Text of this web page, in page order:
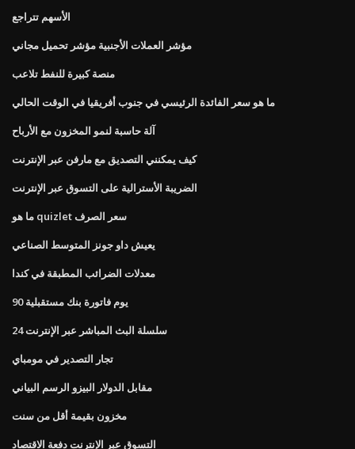
الأسهم تتراجع
مؤشر العملات الأجنبية مؤشر تحميل مجاني
منصة كبيرة للنفط تلاعب
ما هو سعر الفائدة الرئيسي في جنوب أفريقيا في الوقت الحالي
آلة حاسبة لنمو المخزون مع الأرباح
كيف يمكنني التصديق مع مارفن عبر الإنترنت
الضريبة الأسترالية على التسوق عبر الإنترنت
ما هو quizlet سعر الصرف
يعيش داو جونز المتوسط ​​الصناعي
معدلات الضرائب المطبقة في كندا
90 يوم فاتورة بنك مستقبلية
24 سلسلة البث المباشر عبر الإنترنت
تجار التصدير في مومباي
مقابل الدولار البيزو الرسم البياني
مخزون بقيمة أقل من سنت
التسوق عبر الإنترنت دفعة الاقتصاد